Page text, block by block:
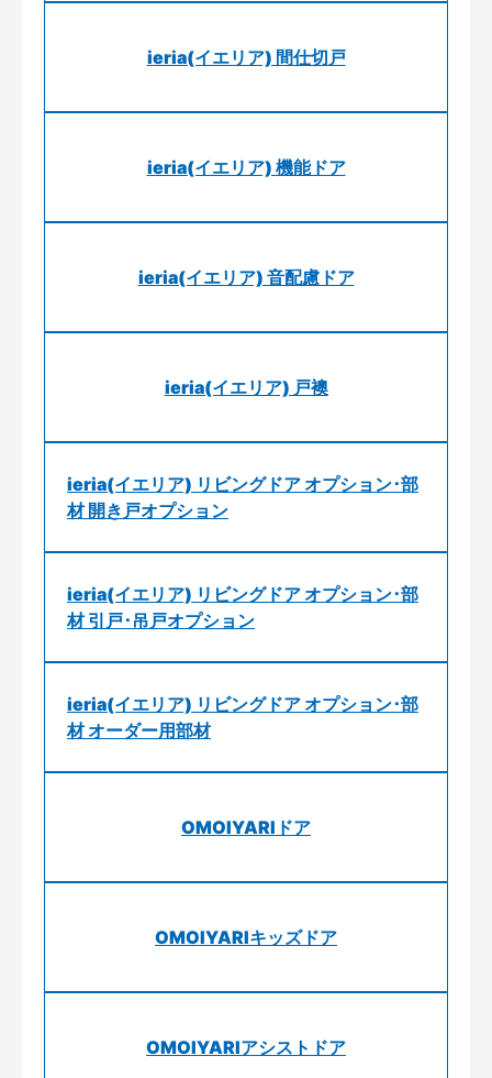
ieria(イエリア) 間仕切戸
ieria(イエリア) 機能ドア
ieria(イエリア) 音配慮ドア
ieria(イエリア) 戸襖
ieria(イエリア) リビングドア オプション･部
材 開き戸オプション
ieria(イエリア) リビングドア オプション･部
材 引戸･吊戸オプション
ieria(イエリア) リビングドア オプション･部
材 オーダー用部材
OMOIYARIドア
OMOIYARIキッズドア
OMOIYARIアシストドア